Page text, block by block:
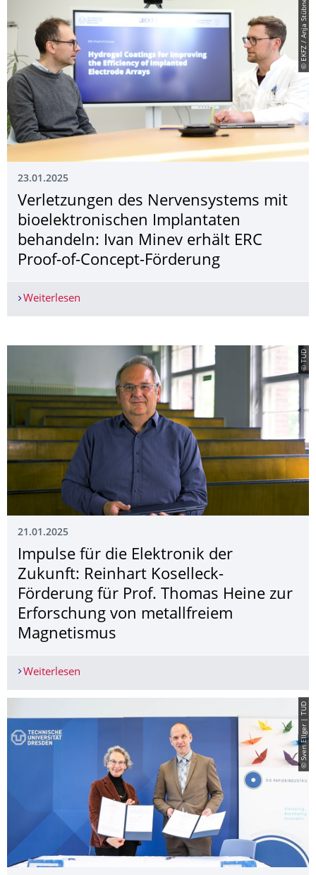
© EKFZ / Anja Stübner
23.01.2025
Verletzungen des Nervensystems mit
bioelektronischen Implantaten
behandeln: Ivan Minev erhält ERC
Proof-of-Concept-Förderung
Weiterlesen
© TUD
21.01.2025
Impulse für die Elektronik der
Zukunft: Reinhart Koselleck-
Förderung für Prof. Thomas Heine zur
Erforschung von metallfreiem
Magnetismus
Weiterlesen
© Sven Ellger | TUD